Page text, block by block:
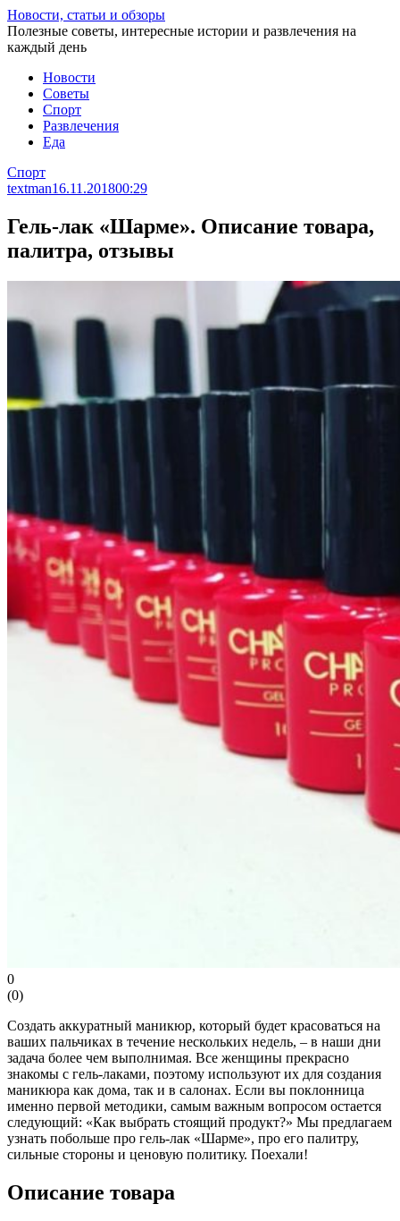
Перейти
к
статье
Новости, статьи и обзоры
Полезные советы, интересные истории и развлечения на
каждый день
Новости
Советы
Спорт
Развлечения
Еда
Спорт
textman16.11.201800:29
Гель-лак «Шарме». Описание товара,
палитра, отзывы
0
(0)
Создать аккуратный маникюр, который будет красоваться на
ваших пальчиках в течение нескольких недель, – в наши дни
задача более чем выполнимая. Все женщины прекрасно
знакомы с гель-лаками, поэтому используют их для создания
маникюра как дома, так и в салонах. Если вы поклонница
именно первой методики, самым важным вопросом остается
следующий: «Как выбрать стоящий продукт?» Мы предлагаем
узнать побольше про гель-лак «Шарме», про его палитру,
сильные стороны и ценовую политику. Поехали!
Описание товара